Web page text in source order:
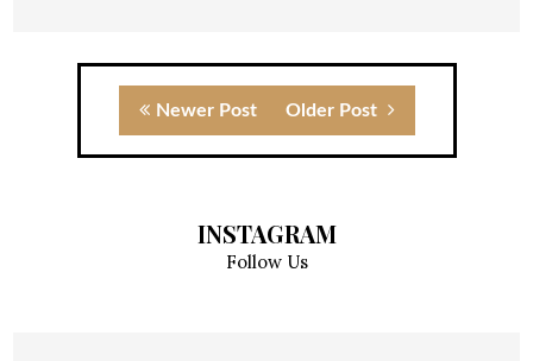
Newer Post Older Post
INSTAGRAM
Follow Us